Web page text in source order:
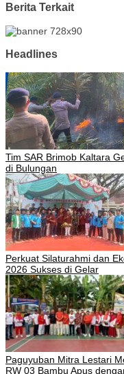
Berita Terkait
Headlines
Tim SAR Brimob Kaltara
di Bulungan
Perkuat Silaturahmi dan
2026 Sukses di Gelar
Paguyuban Mitra Lestari
RW 03 Bambu Apus